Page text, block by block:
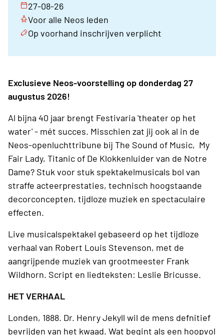
27-08-26
Voor alle Neos leden
Op voorhand inschrijven verplicht
Exclusieve Neos-voorstelling op donderdag 27
augustus 2026!
Al bijna 40 jaar brengt Festivaria 'theater op het
water' - mét succes. Misschien zat jij ook al in de
Neos-openluchttribune bij The Sound of Music, My
Fair Lady, Titanic of De Klokkenluider van de Notre
Dame? Stuk voor stuk spektakelmusicals bol van
straffe acteerprestaties, technisch hoogstaande
decorconcepten, tijdloze muziek en spectaculaire
effecten.
Live musicalspektakel gebaseerd op het tijdloze
verhaal van Robert Louis Stevenson, met de
aangrijpende muziek van grootmeester Frank
Wildhorn. Script en liedteksten: Leslie Bricusse.
HET VERHAAL
Londen, 1888. Dr. Henry Jekyll wil de mens defnitief
bevrijden van het kwaad. Wat begint als een hoopvol